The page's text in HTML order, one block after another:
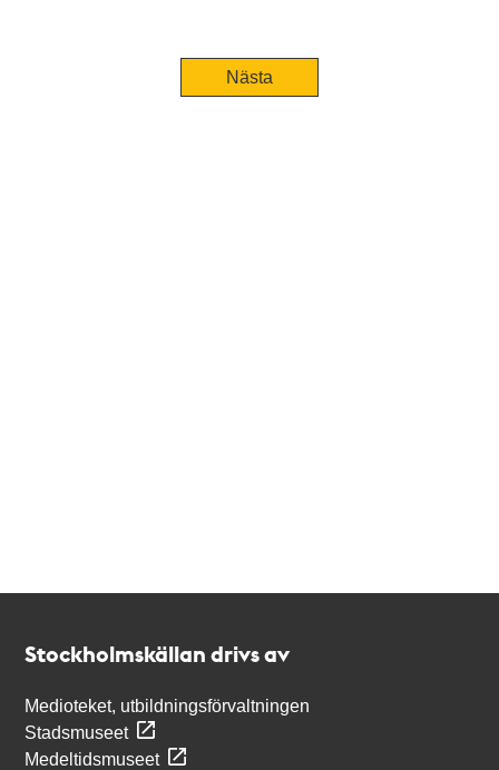
Nästa
Stockholmskällan drivs av
Medioteket, utbildningsförvaltningen
Stadsmuseet
Medeltidsmuseet